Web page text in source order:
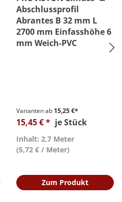
Abschlussprofil
Abrantes B 32 mm L
2700 mm Einfasshöhe 6
mm Weich-PVC
Varianten ab 15,25 €*
15,45 € * je Stück
Inhalt: 2,7 Meter
(5,72 € / Meter)
Zum Produkt